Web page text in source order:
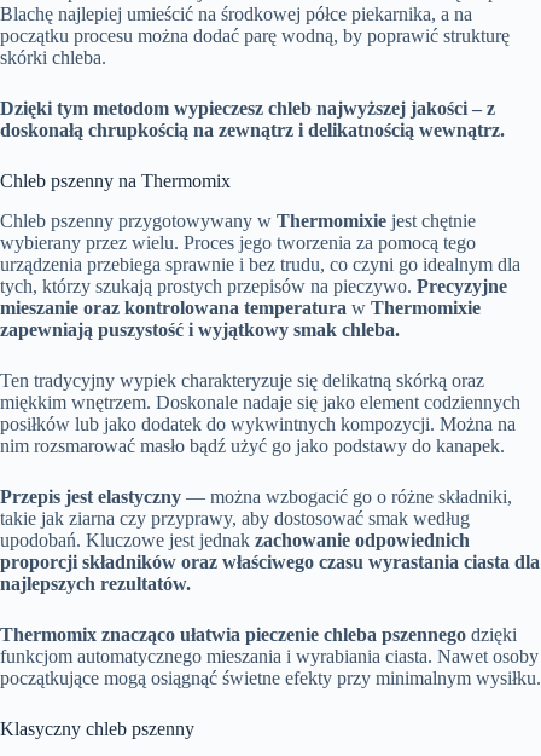
Blachę najlepiej umieścić na środkowej półce piekarnika, a na
początku procesu można dodać parę wodną, by poprawić strukturę
skórki chleba.
Dzięki tym metodom wypieczesz chleb najwyższej jakości – z
doskonałą chrupkością na zewnątrz i delikatnością wewnątrz.
Chleb pszenny na Thermomix
Chleb pszenny przygotowywany w Thermomixie jest chętnie
wybierany przez wielu. Proces jego tworzenia za pomocą tego
urządzenia przebiega sprawnie i bez trudu, co czyni go idealnym dla
tych, którzy szukają prostych przepisów na pieczywo. Precyzyjne
mieszanie oraz kontrolowana temperatura w Thermomixie
zapewniają puszystość i wyjątkowy smak chleba.
Ten tradycyjny wypiek charakteryzuje się delikatną skórką oraz
miękkim wnętrzem. Doskonale nadaje się jako element codziennych
posiłków lub jako dodatek do wykwintnych kompozycji. Można na
nim rozsmarować masło bądź użyć go jako podstawy do kanapek.
Przepis jest elastyczny — można wzbogacić go o różne składniki,
takie jak ziarna czy przyprawy, aby dostosować smak według
upodobań. Kluczowe jest jednak zachowanie odpowiednich
proporcji składników oraz właściwego czasu wyrastania ciasta dla
najlepszych rezultatów.
Thermomix znacząco ułatwia pieczenie chleba pszennego dzięki
funkcjom automatycznego mieszania i wyrabiania ciasta. Nawet osoby
początkujące mogą osiągnąć świetne efekty przy minimalnym wysiłku.
Klasyczny chleb pszenny